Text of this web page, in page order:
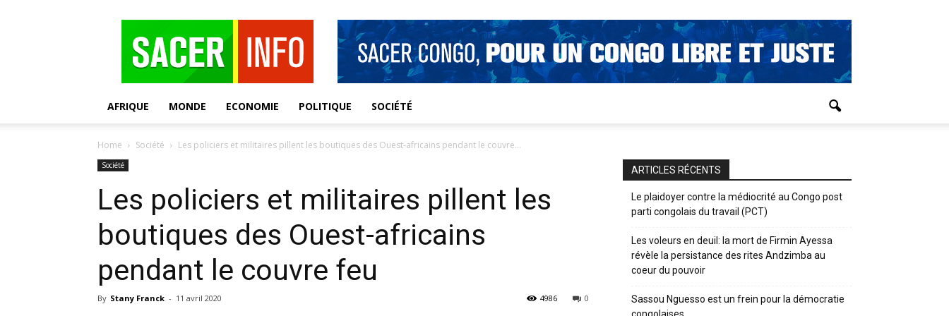
AFRIQUE MONDE ECONOMIE POLITIQUE SOCIÉTÉ
Home Société Les policiers et militaires pillent les boutiques des Ouest-africains pendant le couvre...
Société
Les policiers et militaires pillent les
boutiques des Ouest-africains
pendant le couvre feu
By Stany Franck - 11 avril 2020 0
4986
ARTICLES RÉCENTS
Le plaidoyer contre la médiocrité au Congo post
parti congolais du travail (PCT)
Les voleurs en deuil: la mort de Firmin Ayessa
révèle la persistance des rites Andzimba au
coeur du pouvoir
Sassou Nguesso est un frein pour la démocratie